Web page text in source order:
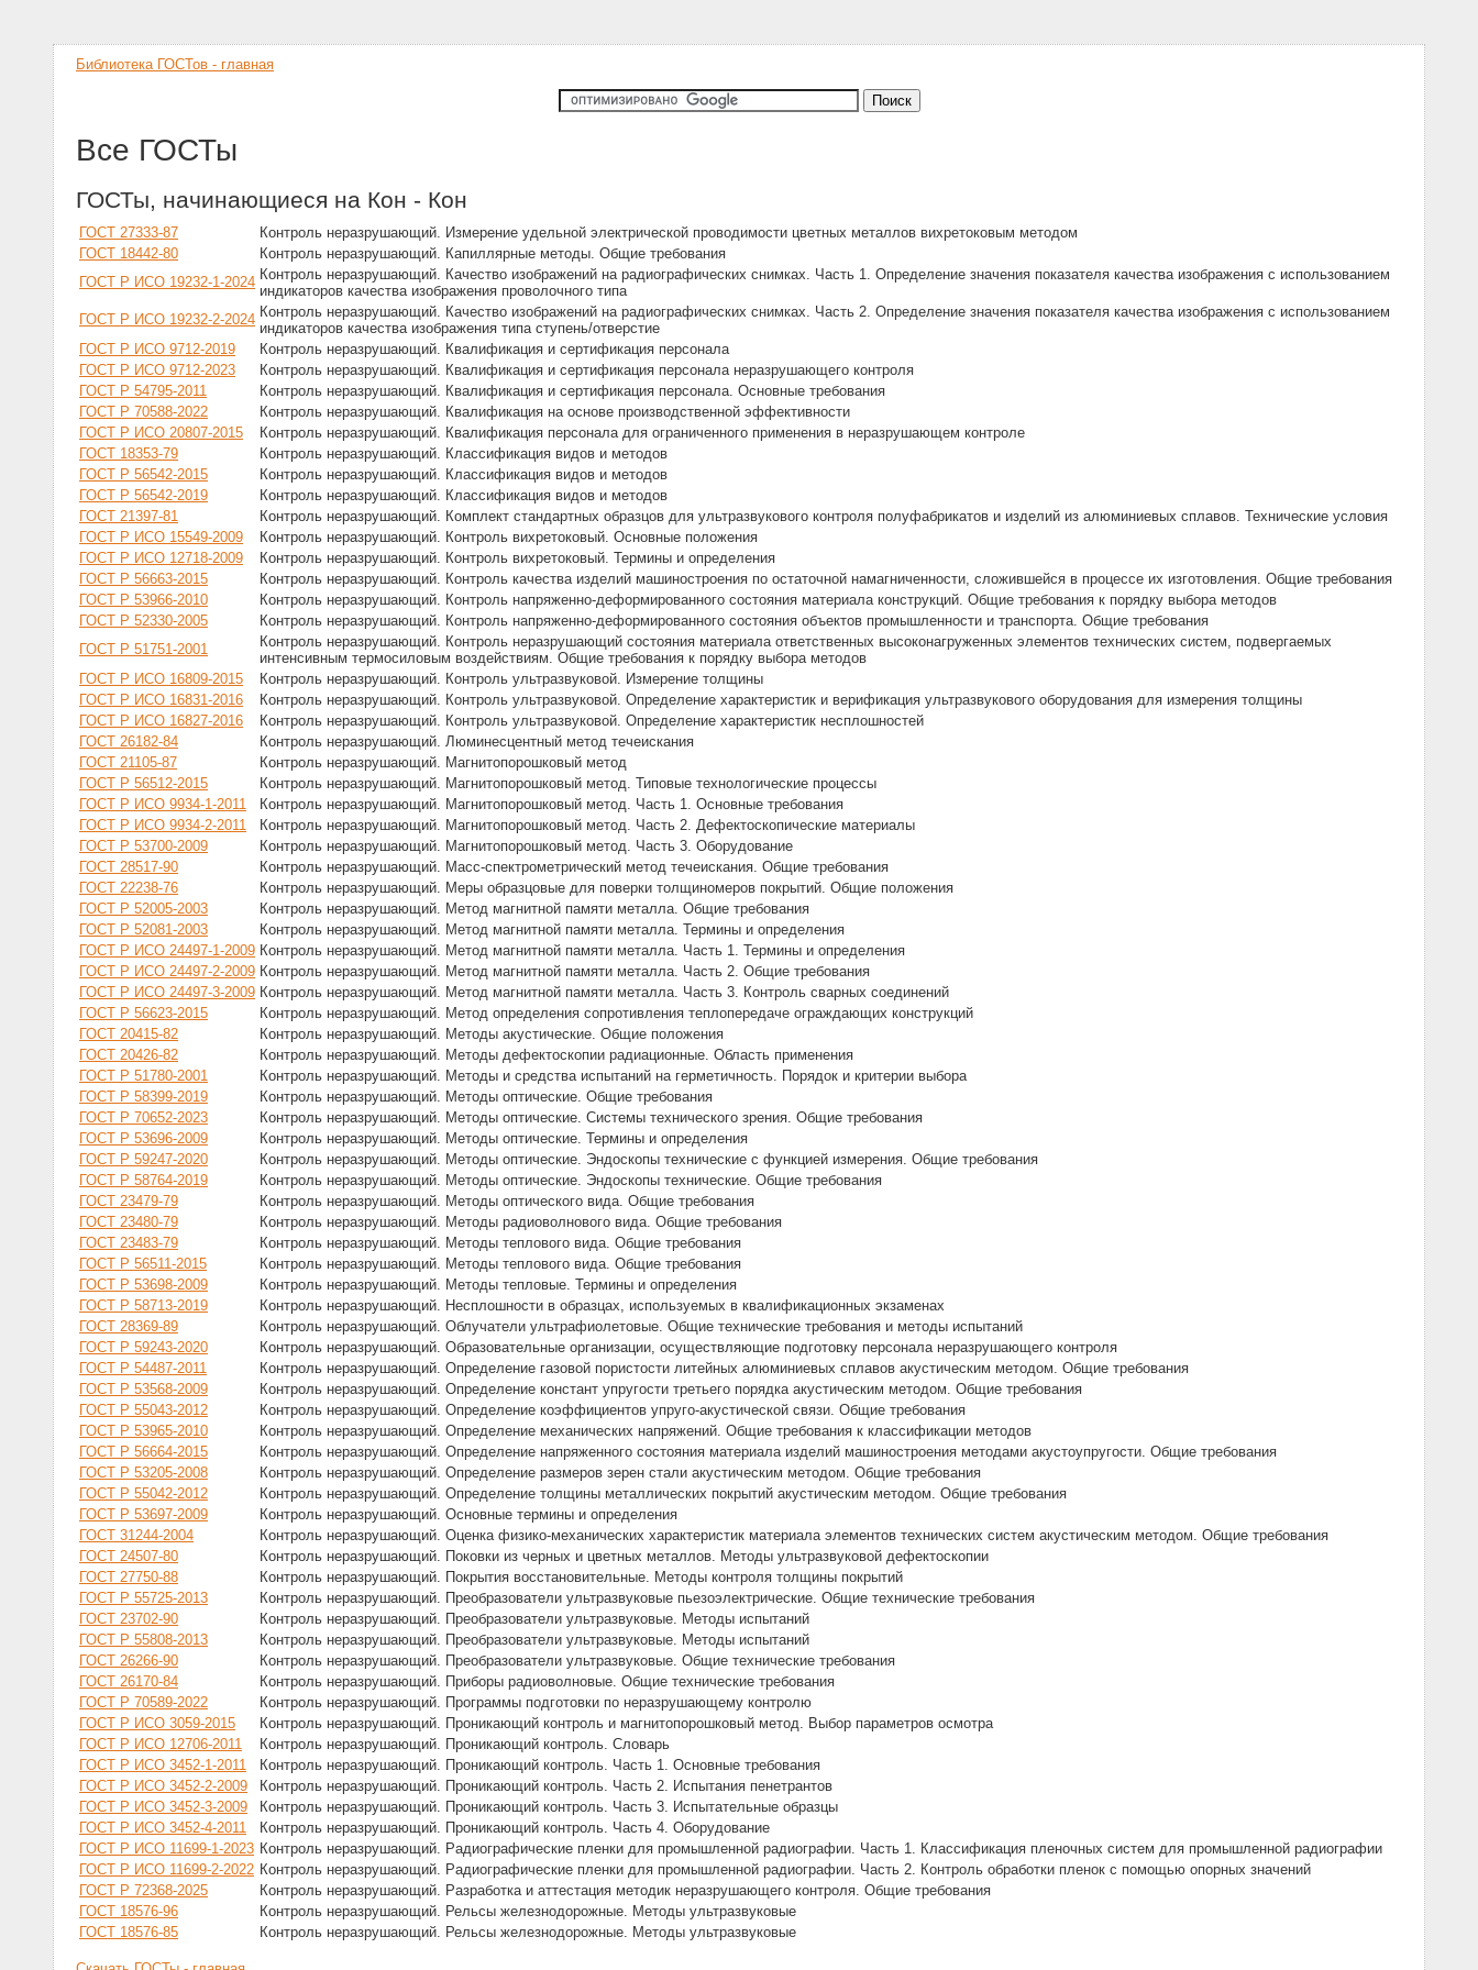
Библиотека ГОСТов - главная
Все ГОСТы
ГОСТы, начинающиеся на Кон - Кон
ГОСТ 27333-87
Контроль неразрушающий. Измерение удельной электрической проводимости цветных металлов вихретоковым методом
ГОСТ 18442-80
Контроль неразрушающий. Капиллярные методы. Общие требования
ГОСТ Р ИСО 19232-1-2024 Контроль неразрушающий. Качество изображений на радиографических снимках. Часть 1. Определение значения показателя качества изображения с использованием
индикаторов качества изображения проволочного типа
ГОСТ Р ИСО 19232-2-2024 Контроль неразрушающий. Качество изображений на радиографических снимках. Часть 2. Определение значения показателя качества изображения с использованием
индикаторов качества изображения типа ступень/отверстие
ГОСТ Р ИСО 9712-2019
Контроль неразрушающий. Квалификация и сертификация персонала
ГОСТ Р ИСО 9712-2023
Контроль неразрушающий. Квалификация и сертификация персонала неразрушающего контроля
ГОСТ Р 54795-2011
Контроль неразрушающий. Квалификация и сертификация персонала. Основные требования
ГОСТ Р 70588-2022
Контроль неразрушающий. Квалификация на основе производственной эффективности
ГОСТ Р ИСО 20807-2015
Контроль неразрушающий. Квалификация персонала для ограниченного применения в неразрушающем контроле
ГОСТ 18353-79
Контроль неразрушающий. Классификация видов и методов
ГОСТ Р 56542-2015
Контроль неразрушающий. Классификация видов и методов
ГОСТ Р 56542-2019
Контроль неразрушающий. Классификация видов и методов
ГОСТ 21397-81
Контроль неразрушающий. Комплект стандартных образцов для ультразвукового контроля полуфабрикатов и изделий из алюминиевых сплавов. Технические условия
ГОСТ Р ИСО 15549-2009
Контроль неразрушающий. Контроль вихретоковый. Основные положения
ГОСТ Р ИСО 12718-2009
Контроль неразрушающий. Контроль вихретоковый. Термины и определения
ГОСТ Р 56663-2015
Контроль неразрушающий. Контроль качества изделий машиностроения по остаточной намагниченности, сложившейся в процессе их изготовления. Общие требования
ГОСТ Р 53966-2010
Контроль неразрушающий. Контроль напряженно-деформированного состояния материала конструкций. Общие требования к порядку выбора методов
ГОСТ Р 52330-2005
Контроль неразрушающий. Контроль напряженно-деформированного состояния объектов промышленности и транспорта. Общие требования
ГОСТ Р 51751-2001
Контроль неразрушающий. Контроль неразрушающий состояния материала ответственных высоконагруженных элементов технических систем, подвергаемых
интенсивным термосиловым воздействиям. Общие требования к порядку выбора методов
ГОСТ Р ИСО 16809-2015
Контроль неразрушающий. Контроль ультразвуковой. Измерение толщины
ГОСТ Р ИСО 16831-2016
Контроль неразрушающий. Контроль ультразвуковой. Определение характеристик и верификация ультразвукового оборудования для измерения толщины
ГОСТ Р ИСО 16827-2016
Контроль неразрушающий. Контроль ультразвуковой. Определение характеристик несплошностей
ГОСТ 26182-84
Контроль неразрушающий. Люминесцентный метод течеискания
ГОСТ 21105-87
Контроль неразрушающий. Магнитопорошковый метод
ГОСТ Р 56512-2015
Контроль неразрушающий. Магнитопорошковый метод. Типовые технологические процессы
ГОСТ Р ИСО 9934-1-2011
Контроль неразрушающий. Магнитопорошковый метод. Часть 1. Основные требования
ГОСТ Р ИСО 9934-2-2011
Контроль неразрушающий. Магнитопорошковый метод. Часть 2. Дефектоскопические материалы
ГОСТ Р 53700-2009
Контроль неразрушающий. Магнитопорошковый метод. Часть 3. Оборудование
ГОСТ 28517-90
Контроль неразрушающий. Масс-спектрометрический метод течеискания. Общие требования
ГОСТ 22238-76
Контроль неразрушающий. Меры образцовые для поверки толщиномеров покрытий. Общие положения
ГОСТ Р 52005-2003
Контроль неразрушающий. Метод магнитной памяти металла. Общие требования
ГОСТ Р 52081-2003
Контроль неразрушающий. Метод магнитной памяти металла. Термины и определения
ГОСТ Р ИСО 24497-1-2009 Контроль неразрушающий. Метод магнитной памяти металла. Часть 1. Термины и определения
ГОСТ Р ИСО 24497-2-2009 Контроль неразрушающий. Метод магнитной памяти металла. Часть 2. Общие требования
ГОСТ Р ИСО 24497-3-2009 Контроль неразрушающий. Метод магнитной памяти металла. Часть 3. Контроль сварных соединений
ГОСТ Р 56623-2015
Контроль неразрушающий. Метод определения сопротивления теплопередаче ограждающих конструкций
ГОСТ 20415-82
Контроль неразрушающий. Методы акустические. Общие положения
ГОСТ 20426-82
Контроль неразрушающий. Методы дефектоскопии радиационные. Область применения
ГОСТ Р 51780-2001
Контроль неразрушающий. Методы и средства испытаний на герметичность. Порядок и критерии выбора
ГОСТ Р 58399-2019
Контроль неразрушающий. Методы оптические. Общие требования
ГОСТ Р 70652-2023
Контроль неразрушающий. Методы оптические. Системы технического зрения. Общие требования
ГОСТ Р 53696-2009
Контроль неразрушающий. Методы оптические. Термины и определения
ГОСТ Р 59247-2020
Контроль неразрушающий. Методы оптические. Эндоскопы технические с функцией измерения. Общие требования
ГОСТ Р 58764-2019
Контроль неразрушающий. Методы оптические. Эндоскопы технические. Общие требования
ГОСТ 23479-79
Контроль неразрушающий. Методы оптического вида. Общие требования
ГОСТ 23480-79
Контроль неразрушающий. Методы радиоволнового вида. Общие требования
ГОСТ 23483-79
Контроль неразрушающий. Методы теплового вида. Общие требования
ГОСТ Р 56511-2015
Контроль неразрушающий. Методы теплового вида. Общие требования
ГОСТ Р 53698-2009
Контроль неразрушающий. Методы тепловые. Термины и определения
ГОСТ Р 58713-2019
Контроль неразрушающий. Несплошности в образцах, используемых в квалификационных экзаменах
ГОСТ 28369-89
Контроль неразрушающий. Облучатели ультрафиолетовые. Общие технические требования и методы испытаний
ГОСТ Р 59243-2020
Контроль неразрушающий. Образовательные организации, осуществляющие подготовку персонала неразрушающего контроля
ГОСТ Р 54487-2011
Контроль неразрушающий. Определение газовой пористости литейных алюминиевых сплавов акустическим методом. Общие требования
ГОСТ Р 53568-2009
Контроль неразрушающий. Определение констант упругости третьего порядка акустическим методом. Общие требования
ГОСТ Р 55043-2012
Контроль неразрушающий. Определение коэффициентов упруго-акустической связи. Общие требования
ГОСТ Р 53965-2010
Контроль неразрушающий. Определение механических напряжений. Общие требования к классификации методов
ГОСТ Р 56664-2015
Контроль неразрушающий. Определение напряженного состояния материала изделий машиностроения методами акустоупругости. Общие требования
ГОСТ Р 53205-2008
Контроль неразрушающий. Определение размеров зерен стали акустическим методом. Общие требования
ГОСТ Р 55042-2012
Контроль неразрушающий. Определение толщины металлических покрытий акустическим методом. Общие требования
ГОСТ Р 53697-2009
Контроль неразрушающий. Основные термины и определения
ГОСТ 31244-2004
Контроль неразрушающий. Оценка физико-механических характеристик материала элементов технических систем акустическим методом. Общие требования
ГОСТ 24507-80
Контроль неразрушающий. Поковки из черных и цветных металлов. Методы ультразвуковой дефектоскопии
ГОСТ 27750-88
Контроль неразрушающий. Покрытия восстановительные. Методы контроля толщины покрытий
ГОСТ Р 55725-2013
Контроль неразрушающий. Преобразователи ультразвуковые пьезоэлектрические. Общие технические требования
ГОСТ 23702-90
Контроль неразрушающий. Преобразователи ультразвуковые. Методы испытаний
ГОСТ Р 55808-2013
Контроль неразрушающий. Преобразователи ультразвуковые. Методы испытаний
ГОСТ 26266-90
Контроль неразрушающий. Преобразователи ультразвуковые. Общие технические требования
ГОСТ 26170-84
Контроль неразрушающий. Приборы радиоволновые. Общие технические требования
ГОСТ Р 70589-2022
Контроль неразрушающий. Программы подготовки по неразрушающему контролю
ГОСТ Р ИСО 3059-2015
Контроль неразрушающий. Проникающий контроль и магнитопорошковый метод. Выбор параметров осмотра
ГОСТ Р ИСО 12706-2011
Контроль неразрушающий. Проникающий контроль. Словарь
ГОСТ Р ИСО 3452-1-2011
Контроль неразрушающий. Проникающий контроль. Часть 1. Основные требования
ГОСТ Р ИСО 3452-2-2009
Контроль неразрушающий. Проникающий контроль. Часть 2. Испытания пенетрантов
ГОСТ Р ИСО 3452-3-2009
Контроль неразрушающий. Проникающий контроль. Часть 3. Испытательные образцы
ГОСТ Р ИСО 3452-4-2011
Контроль неразрушающий. Проникающий контроль. Часть 4. Оборудование
ГОСТ Р ИСО 11699-1-2023 Контроль неразрушающий. Радиографические пленки для промышленной радиографии. Часть 1. Классификация пленочных систем для промышленной радиографии
ГОСТ Р ИСО 11699-2-2022 Контроль неразрушающий. Радиографические пленки для промышленной радиографии. Часть 2. Контроль обработки пленок с помощью опорных значений
ГОСТ Р 72368-2025
Контроль неразрушающий. Разработка и аттестация методик неразрушающего контроля. Общие требования
ГОСТ 18576-96
Контроль неразрушающий. Рельсы железнодорожные. Методы ультразвуковые
ГОСТ 18576-85
Контроль неразрушающий. Рельсы железнодорожные. Методы ультразвуковые